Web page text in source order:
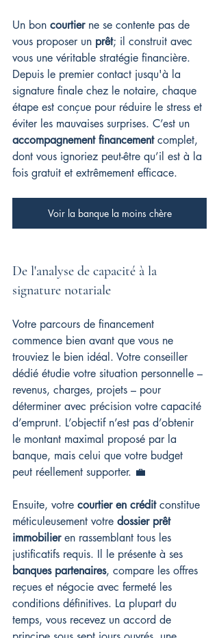
Un bon courtier ne se contente pas de
vous proposer un prêt; il construit avec
vous une véritable stratégie financière.
Depuis le premier contact jusqu'à la
signature finale chez le notaire, chaque
étape est conçue pour réduire le stress et
éviter les mauvaises surprises. C’est un
accompagnement financement complet,
dont vous ignoriez peut-être qu’il est à la
fois gratuit et extrêmement efficace.
Voir la banque la moins chère
De l'analyse de capacité à la
signature notariale
Votre parcours de financement
commence bien avant que vous ne
trouviez le bien idéal. Votre conseiller
dédié étudie votre situation personnelle –
revenus, charges, projets – pour
déterminer avec précision votre capacité
d’emprunt. L’objectif n’est pas d’obtenir
le montant maximal proposé par la
banque, mais celui que votre budget
peut réellement supporter. 💼
Ensuite, votre courtier en crédit constitue
méticuleusement votre dossier prêt
immobilier en rassemblant tous les
justificatifs requis. Il le présente à ses
banques partenaires, compare les offres
reçues et négocie avec fermeté les
conditions définitives. La plupart du
temps, vous recevez un accord de